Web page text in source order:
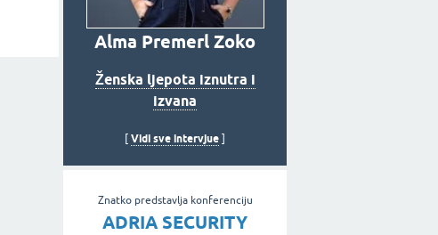
Alma Premerl Zoko
Ženska ljepota iznutra i
izvana
Vidi sve intervjue
Znatko predstavlja konferenciju
ADRIA SECURITY